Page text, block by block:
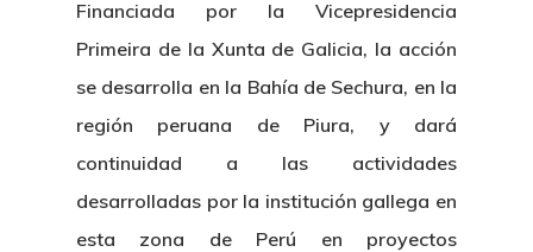
Financiada por la Vicepresidencia
Primeira de la Xunta de Galicia, la acción
se desarrolla en la Bahía de Sechura, en la
región peruana de Piura, y dará
continuidad a las actividades
desarrolladas por la institución gallega en
esta zona de Perú en proyectos